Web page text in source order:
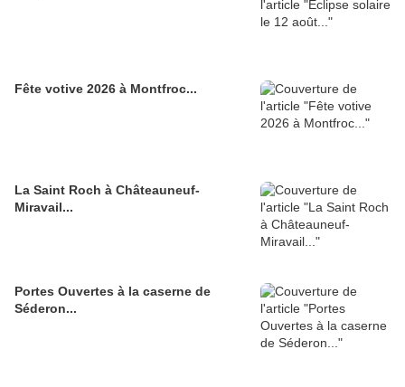
Fête votive 2026 à Montfroc...
La Saint Roch à Châteauneuf-
Miravail...
Portes Ouvertes à la caserne de
Séderon...